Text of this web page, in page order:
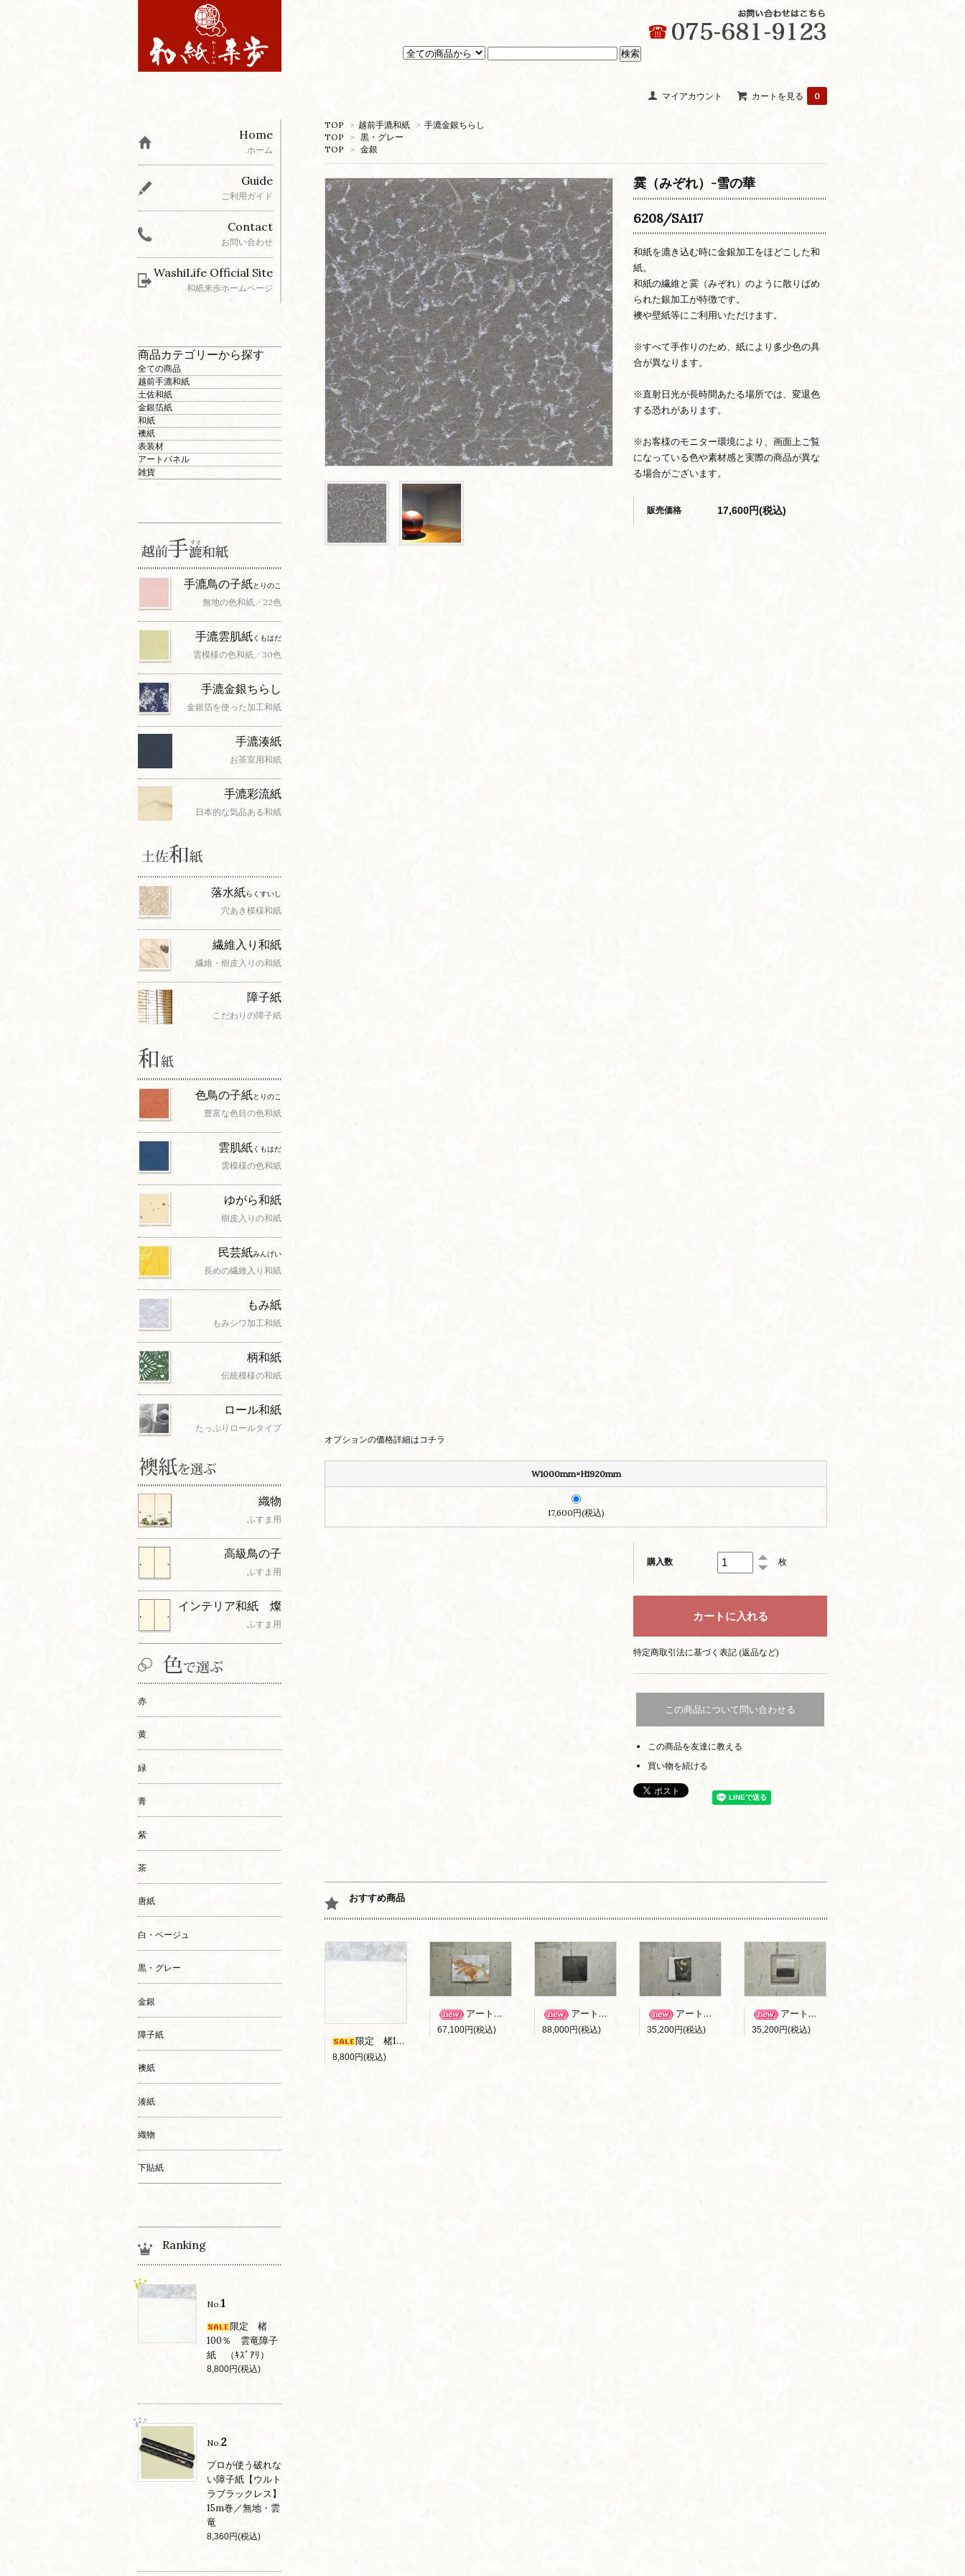
マイアカウント カートを見る 0
TOP > 越前手漉和紙 > 手漉金銀ちらし
TOP
> 黒・グレー
TOP
> 金銀
霙（みぞれ）-雪の華
6208/SA117
和紙を漉き込む時に金銀加工をほどこした和
紙。
和紙の繊維と霙（みぞれ）のように散りばめ
られた銀加工が特徴です。
襖や壁紙等にご利用いただけます。
※すべて手作りのため、紙により多少色の具
合が異なります。
※直射日光が長時間あたる場所では、変退色
する恐れがあります。
※お客様のモニター環境により、画面上ご覧
になっている色や素材感と実際の商品が異な
る場合がございます。
販売価格 17,600円(税込)
オプションの価格詳細はコチラ
W1000mm×H1920mm
17,600円(税込)
購入数 枚
特定商取引法に基づく表記 (返品など)
この商品について問い合わせる
この商品を友達に教える
買い物を続ける
おすすめ商品
限定 楮100％ 雲竜障子紙 （ｷｽﾞｱﾘ）
8,800円(税込)
アートパネル B-006
67,100円(税込)
アートパネル B-010
88,000円(税込)
アートパネル B-001
35,200円(税込)
アートパネル B-002
35,200円(税込)
Home
ホーム
Guide
ご利用ガイド
Contact
お問い合わせ
WashiLife Official Site
和紙来歩ホームページ
商品カテゴリーから探す
全ての商品
越前手漉和紙
土佐和紙
金銀箔紙
和紙
襖紙
表装材
アートパネル
雑貨
手漉鳥の子紙とりのこ
無地の色和紙╱22色
手漉雲肌紙くもはだ
雲模様の色和紙╱30色
手漉金銀ちらし
金銀箔を使った加工和紙
手漉湊紙
お茶室用和紙
手漉彩流紙
日本的な気品ある和紙
落水紙らくすいし
穴あき模様和紙
繊維入り和紙
繊維・樹皮入りの和紙
障子紙
こだわりの障子紙
色鳥の子紙とりのこ
豊富な色目の色和紙
雲肌紙くもはだ
雲模様の色和紙
ゆがら和紙
樹皮入りの和紙
民芸紙みんげい
長めの繊維入り和紙
もみ紙
もみシワ加工和紙
柄和紙
伝統模様の和紙
ロール和紙
たっぷりロールタイプ
織物
ふすま用
高級鳥の子
ふすま用
インテリア和紙 燦
ふすま用
赤
黄
緑
青
紫
茶
唐紙
白・ベージュ
黒・グレー
金銀
障子紙
襖紙
湊紙
織物
下貼紙
Ranking
No.1
限定 楮
100％ 雲竜障子
紙 （ｷｽﾞｱﾘ）
8,800円(税込)
No.2
プロが使う破れな
い障子紙【ウルト
ラブラックレス】
15m巻／無地・雲
竜
8,360円(税込)